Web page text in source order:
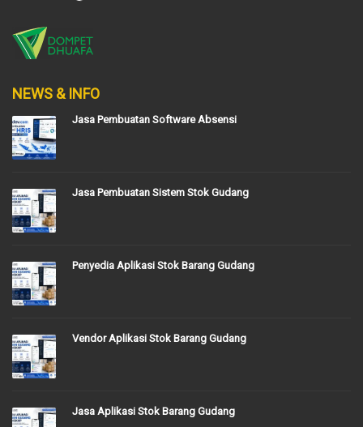
NEWS & INFO
Jasa Pembuatan Software Absensi
Jasa Pembuatan Sistem Stok Gudang
Penyedia Aplikasi Stok Barang Gudang
Vendor Aplikasi Stok Barang Gudang
Jasa Aplikasi Stok Barang Gudang